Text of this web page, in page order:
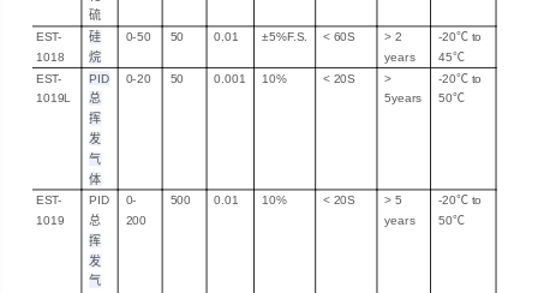
硫
EST-
1018
硅
烷
0-50 50 0.01 ±5%F.S. < 60S > 2
years
-20℃to
45℃
EST-
1019L
PID
总
挥
发
气
体
0-20 50 0.001 10% < 20S >
5years
-20℃to
50℃
EST-
1019
PID
总
挥
发
气
0-
200
500 0.01 10% < 20S > 5
years
-20℃to
50℃